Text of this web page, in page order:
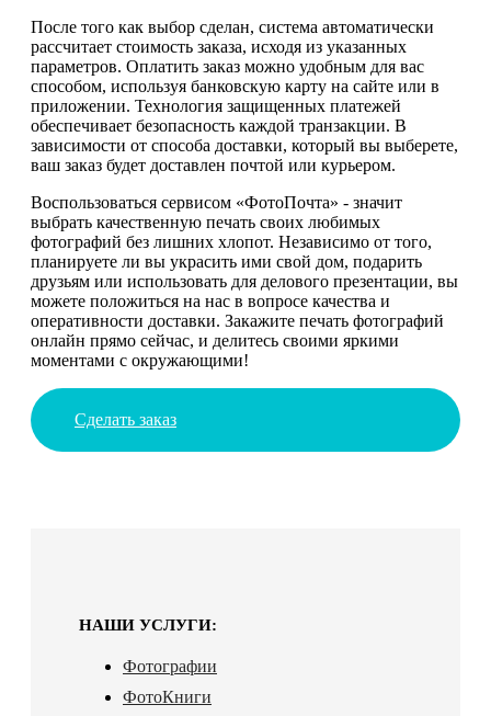
После того как выбор сделан, система автоматически
рассчитает стоимость заказа, исходя из указанных
параметров. Оплатить заказ можно удобным для вас
способом, используя банковскую карту на сайте или в
приложении. Технология защищенных платежей
обеспечивает безопасность каждой транзакции. В
зависимости от способа доставки, который вы выберете,
ваш заказ будет доставлен почтой или курьером.
Воспользоваться сервисом «ФотоПочта» - значит
выбрать качественную печать своих любимых
фотографий без лишних хлопот. Независимо от того,
планируете ли вы украсить ими свой дом, подарить
друзьям или использовать для делового презентации, вы
можете положиться на нас в вопросе качества и
оперативности доставки. Закажите печать фотографий
онлайн прямо сейчас, и делитесь своими яркими
моментами с окружающими!
Сделать заказ
НАШИ УСЛУГИ:
Фотографии
ФотоКниги